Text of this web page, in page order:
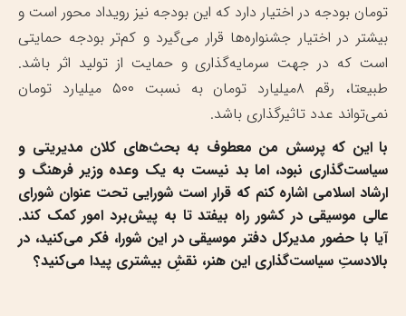
تومان بودجه در اختیار دارد که این بودجه‌ نیز رویداد محور است و
بیشتر در اختیار جشنواره‌ها قرار می‌گیرد و کم‌تر بودجه حمایتی
است که در جهت سرمایه‌گذاری و حمایت از تولید اثر باشد.
طبیعتا، رقم ۸میلیارد تومان به نسبت ۵۰۰ میلیارد تومان
نمی‌تواند عدد تاثیرگذاری باشد.
با این که پرسش من معطوف به بحث‌های کلان مدیریتی و
سیاست‌گذاری نبود، اما بد نیست به یک وعده وزیر فرهنگ و
ارشاد اسلامی اشاره کنم که قرار است شورایی تحت عنوان شورای
عالی موسیقی در کشور راه بیفتد تا به پیش‌برد امور کمک کند.
آیا با حضور مدیرکل دفتر موسیقی در این شورا، فکر می‌کنید، در
بالادستِ سیاست‌گذاری این هنر، نقشِ بیشتری پیدا می‌کنید؟